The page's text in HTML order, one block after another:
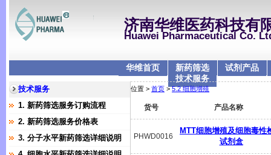
济南华维医药科技有
Huawei Pharmaceutical Co.
华维首页
新药筛选
技术服务
试剂产品
技术服务
1. 新药筛选服务订购流程
2. 新药筛选服务价格表
3. 分子水平新药筛选详细说明
位置 > 首页 >5.2 细胞增殖
货号 产品名称
PHWD0016
MTT细胞增殖及细胞毒性
试剂盒